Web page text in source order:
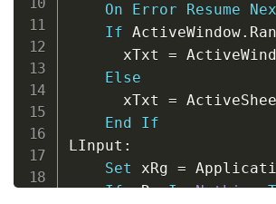
On
Error Resume
If ActiveWindow.
      xTxt
=
Else
      xTxt
=
End
If
LInput :
Set xRg =
If xRg Is Nothing